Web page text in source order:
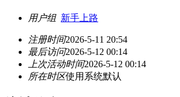
用户组 新手上路
注册时间2026-5-11 20:54
最后访问2026-5-12 00:14
上次活动时间2026-5-12 00:14
所在时区使用系统默认